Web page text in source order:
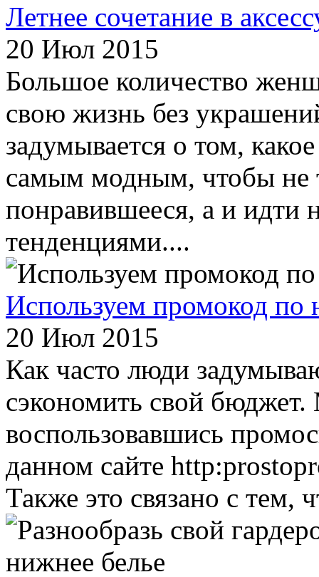
Летнее сочетание в
20 Июл 2015
Большое количество
свою жизнь без
задумывается о том,
самым модным, чтобы не
понравившееся, а и идти
тенденциями....
Используем промокод по
20 Июл 2015
Как часто люди
сэкономить свой
воспользовавшись
данном сайте
Также это связано с тем,